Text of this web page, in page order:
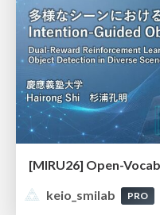
keio_smilab
PRO